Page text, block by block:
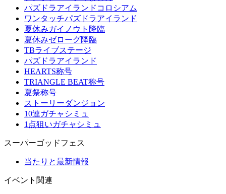
パズドラアイランドコロシアム
ワンタッチパズドラアイランド
夏休みガイノウト降臨
夏休みゼローグ降臨
TBライブステージ
パズドラアイランド
HEARTS称号
TRIANGLE BEAT称号
夏祭称号
ストーリーダンジョン
10連ガチャシミュ
1点狙いガチャシミュ
スーパーゴッドフェス
当たりと最新情報
イベント関連